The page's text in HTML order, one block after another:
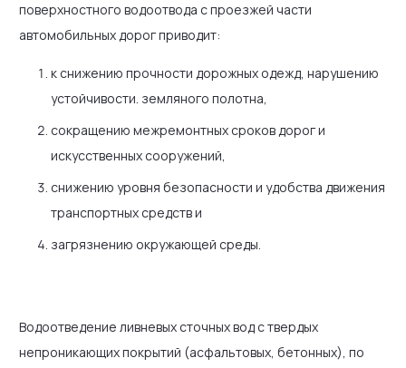
поверхностного водоотвода с проезжей части
автомобильных дорог приводит:
к снижению прочности дорожных одежд, нарушению
устойчивости. земляного полотна,
сокращению межремонтных сроков дорог и
искусственных сооружений,
снижению уровня безопасности и удобства движения
транспортных средств и
загрязнению окружающей среды.
Водоотведение ливневых сточных вод с твердых
непроникающих покрытий (асфальтовых, бетонных), по